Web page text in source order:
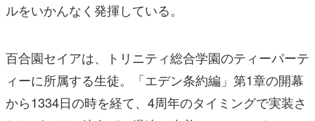
ルをいかんなく発揮している。
百合園セイアは、トリニティ総合学園のティーパーテ
ィーに所属する生徒。「エデン条約編」第1章の開幕
から1334日の時を経て、4周年のタイミングで実装さ